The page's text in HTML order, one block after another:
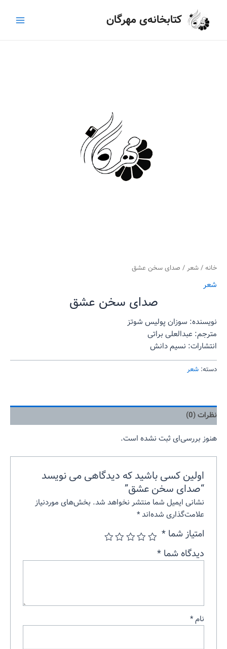
کتابخانه‌ی مهرگان
Menu
خانه/شعر / صدای سخن عشق
شعر
صدای سخن عشق
نویسنده: سوزان پولیس شوتز
مترجم: عبدالعلی براتی
انتشارات: نسیم دانش
دسته: شعر
نظرات (0)
هنوز بررسی‌ای ثبت نشده است.
اولین کسی باشید که دیدگاهی می نویسد
“صدای سخن عشق”
نشانی ایمیل شما منتشر نخواهد شد. بخش‌های موردنیاز
علامت‌گذاری شده‌اند*
امتیاز شما*
دیدگاه شما*
نام*